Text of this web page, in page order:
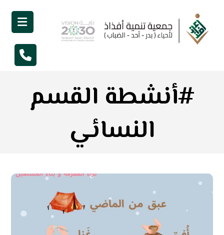
#أنشطة القسم
النسائي